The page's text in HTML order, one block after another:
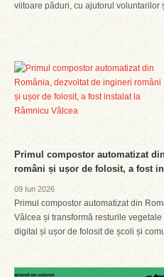
viitoare păduri, cu ajutorul voluntarilor
Primul compostor automatizat
români și ușor de folosit, a fost
09 Iun 2026
Primul compostor automatizat din
Vâlcea și transformă resturile
digital și ușor de folosit de școli și